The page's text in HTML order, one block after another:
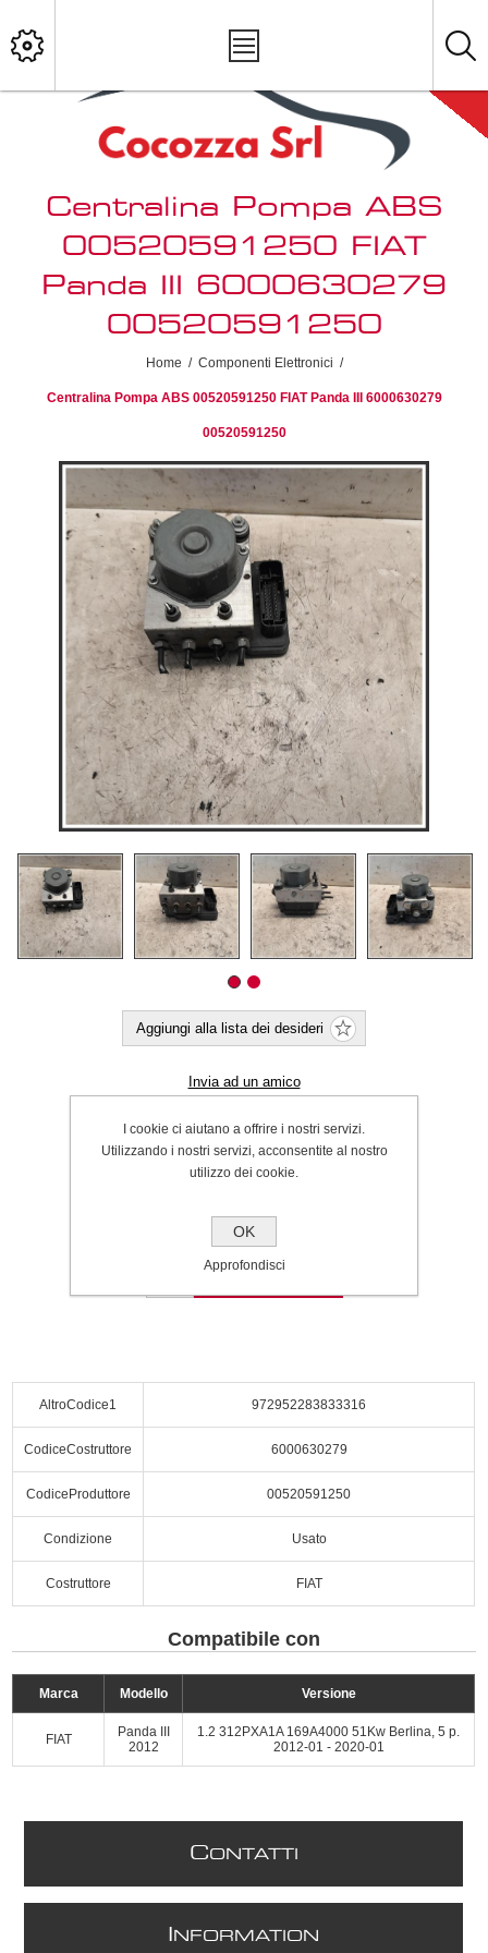
Centralina Pompa ABS
00520591250 FIAT
Panda III 6000630279
00520591250
Home / Componenti Elettronici /
Centralina Pompa ABS 00520591250 FIAT Panda III 6000630279
00520591250
Aggiungi alla lista dei desideri
Invia ad un amico
Cod.: P000064505
€150.00
Acquista
AltroCodice1 972952283833316
CodiceCostruttore 6000630279
CodiceProduttore 00520591250
Condizione Usato
Costruttore FIAT
Compatibile con
Marca Modello Versione
FIAT
Panda III
2012
1.2 312PXA1A 169A4000 51Kw Berlina, 5 p.
2012-01 - 2020-01
CONTATTI
NFORMATION
I cookie ci aiutano a offrire i nostri servizi.
Utilizzando i nostri servizi, acconsentite al nostro
utilizzo dei cookie.
OK
Approfondisci